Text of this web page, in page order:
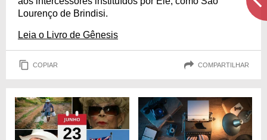
Lourenço de Brindisi.
Leia o Livro de Gênesis
COPIAR COMPARTILHAR